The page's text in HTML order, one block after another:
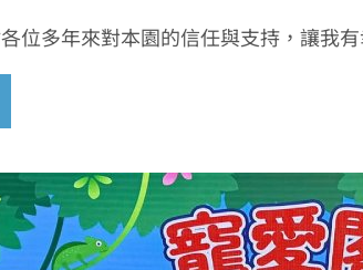
位多年來對本園的信任與支持，讓我